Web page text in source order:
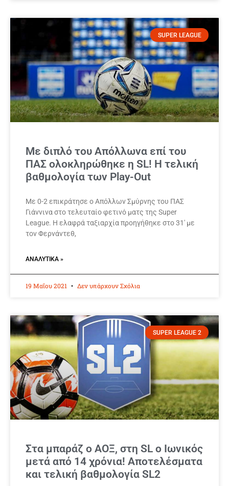
SUPER LEAGUE
Με διπλό του Απόλλωνα επί του
ΠΑΣ ολοκληρώθηκε η SL! Η τελική
βαθμολογία των Play-Out
Με 0-2 επικράτησε ο Απόλλων Σμύρνης του ΠΑΣ
Γιάννινα στο τελευταίο φετινό ματς της Super
League. Η ελαφρά ταξιαρχία προηγήθηκε στο 31′ με
τον Φερνάντεθ,
ΑΝΑΛΥΤΙΚΆ »
19 Μαΐου 2021 Δεν υπάρχουν Σχόλια
SUPER LEAGUE 2
Στα μπαράζ ο ΑΟΞ, στη SL ο Ιωνικός
μετά από 14 χρόνια! Αποτελέσματα
και τελική βαθμολογία SL2